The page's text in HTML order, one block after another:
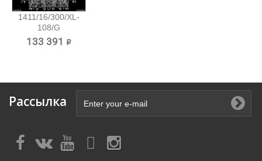
1411/16/300/XL-
108/G
Хрустальная...
133 391 ₽
Рассылка